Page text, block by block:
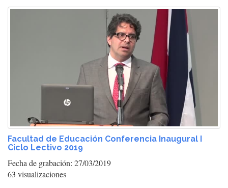
Facultad de Educación Conferencia Inaugural I
Ciclo Lectivo 2019
Fecha de grabación: 27/03/2019
63 visualizaciones